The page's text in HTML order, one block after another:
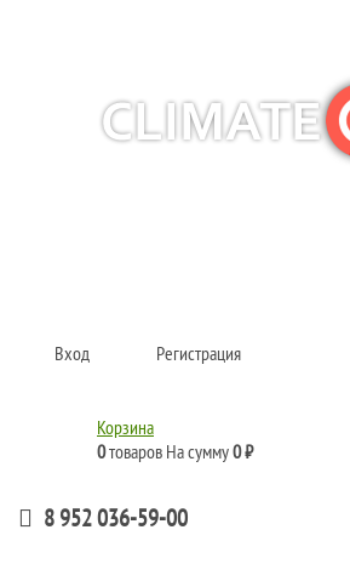
Вход Регистрация
Корзина
0товаров На сумму0 ₽
8 952 036-59-00